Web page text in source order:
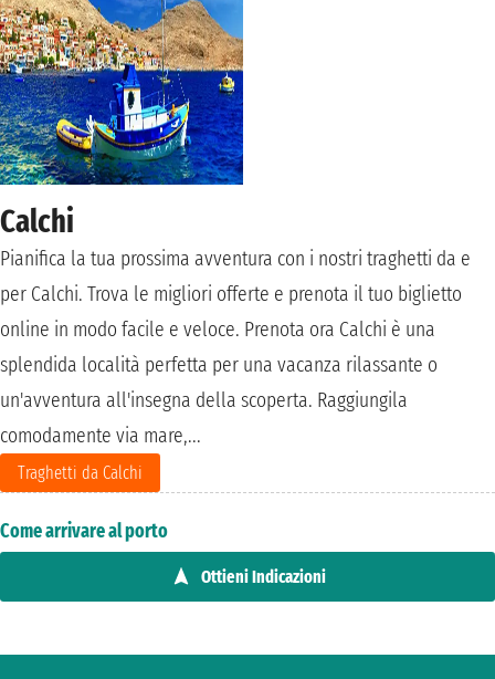
Calchi
Pianifica la tua prossima avventura con i nostri traghetti da e
per Calchi. Trova le migliori offerte e prenota il tuo biglietto
online in modo facile e veloce. Prenota ora Calchi è una
splendida località perfetta per una vacanza rilassante o
un'avventura all'insegna della scoperta. Raggiungila
comodamente via mare,...
Traghetti da Calchi
Come arrivare al porto
Ottieni Indicazioni